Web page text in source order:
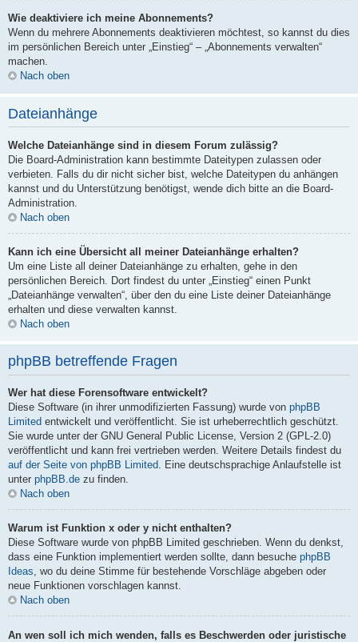
Wie deaktiviere ich meine Abonnements?
Wenn du mehrere Abonnements deaktivieren möchtest, so kannst du dies
im persönlichen Bereich unter „Einstieg“ – „Abonnements verwalten“
machen.
Nach oben
Dateianhänge
Welche Dateianhänge sind in diesem Forum zulässig?
Die Board-Administration kann bestimmte Dateitypen zulassen oder
verbieten. Falls du dir nicht sicher bist, welche Dateitypen du anhängen
kannst und du Unterstützung benötigst, wende dich bitte an die Board-
Administration.
Nach oben
Kann ich eine Übersicht all meiner Dateianhänge erhalten?
Um eine Liste all deiner Dateianhänge zu erhalten, gehe in den
persönlichen Bereich. Dort findest du unter „Einstieg“ einen Punkt
„Dateianhänge verwalten“, über den du eine Liste deiner Dateianhänge
erhalten und diese verwalten kannst.
Nach oben
phpBB betreffende Fragen
Wer hat diese Forensoftware entwickelt?
Diese Software (in ihrer unmodifizierten Fassung) wurde von phpBB
Limited entwickelt und veröffentlicht. Sie ist urheberrechtlich geschützt.
Sie wurde unter der GNU General Public License, Version 2 (GPL-2.0)
veröffentlicht und kann frei vertrieben werden. Weitere Details findest du
auf der Seite von phpBB Limited. Eine deutschsprachige Anlaufstelle ist
unter phpBB.de zu finden.
Nach oben
Warum ist Funktion x oder y nicht enthalten?
Diese Software wurde von phpBB Limited geschrieben. Wenn du denkst,
dass eine Funktion implementiert werden sollte, dann besuche phpBB
Ideas, wo du deine Stimme für bestehende Vorschläge abgeben oder
neue Funktionen vorschlagen kannst.
Nach oben
An wen soll ich mich wenden, falls es Beschwerden oder juristische